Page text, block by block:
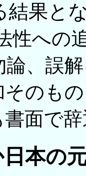
結果と
性への
論、誤
のも
面で
本の